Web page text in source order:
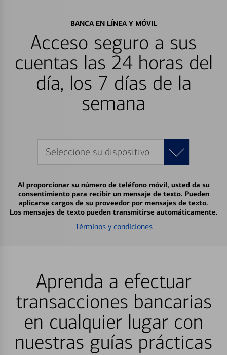
BANCA EN LÍNEA Y MÓVIL
Acceso seguro a sus
cuentas las 24 horas del
día, los 7 días de la
semana
Seleccione su dispositivo
Al proporcionar su número de teléfono móvil, usted da su
consentimiento para recibir un mensaje de texto. Pueden
aplicarse cargos de su proveedor por mensajes de texto.
Los mensajes de texto pueden transmitirse automáticamente.
Términos y condiciones
Aprenda a efectuar
transacciones bancarias
en cualquier lugar con
nuestras guías prácticas